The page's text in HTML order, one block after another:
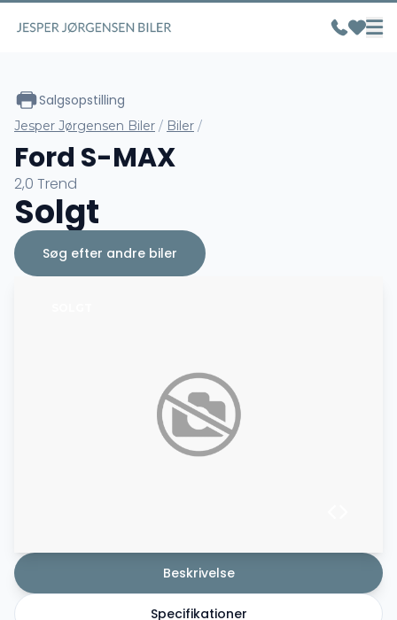
Specifikationer
Beskrivelse
Salgsopstilling
Jesper Jørgensen Biler / Biler /
Ford S-MAX
2,0 Trend
Solgt
Søg efter andre biler